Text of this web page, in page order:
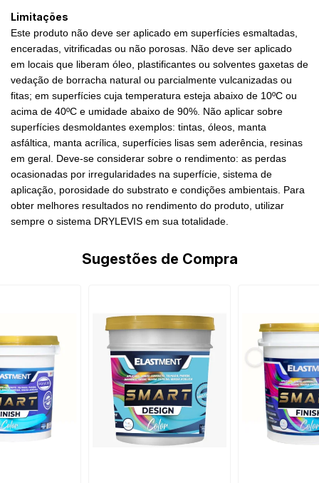
Limitações
Este produto não deve ser aplicado em superfícies esmaltadas,
enceradas, vitrificadas ou não porosas. Não deve ser aplicado
em locais que liberam óleo, plastificantes ou solventes gaxetas de
vedação de borracha natural ou parcialmente vulcanizadas ou
fitas; em superfícies cuja temperatura esteja abaixo de 10ºC ou
acima de 40ºC e umidade abaixo de 90%. Não aplicar sobre
superfícies desmoldantes exemplos: tintas, óleos, manta
asfáltica, manta acrílica, superfícies lisas sem aderência, resinas
em geral. Deve-se considerar sobre o rendimento: as perdas
ocasionadas por irregularidades na superfície, sistema de
aplicação, porosidade do substrato e condições ambientais. Para
obter melhores resultados no rendimento do produto, utilizar
sempre o sistema DRYLEVIS em sua totalidade.
Sugestões de Compra